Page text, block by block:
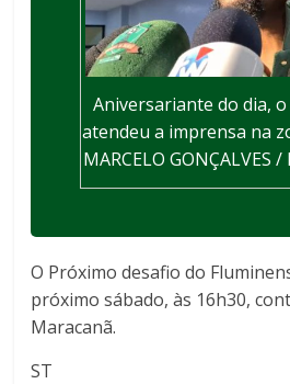
Aniversariante do dia,
atendeu a imprensa na
MARCELO GONÇALVES
O Próximo desafio do
próximo sábado, às 16h30,
Maracanã.
ST